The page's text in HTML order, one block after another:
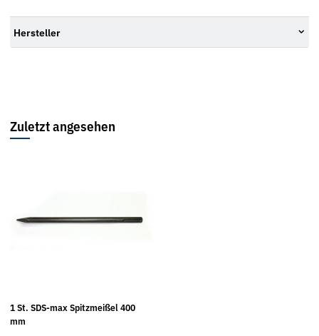
Hersteller
Zuletzt angesehen
1 St. SDS-max Spitzmeißel 400
mm